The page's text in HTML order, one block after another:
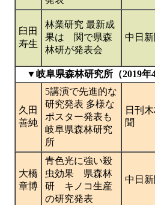
臼田
寿生
林業研究 最新成
果は 関で県森
林研が発表会
中日新
▼岐阜県森林研究所（2019年4
久田
善純
5講演で先進的な
研究発表 多様な
ポスター発表も
岐阜県森林研究
所
日刊
聞
大橋
章博
青色光に強い殺
虫効果 県森林
研 キノコ生産
の研究発表
中日新